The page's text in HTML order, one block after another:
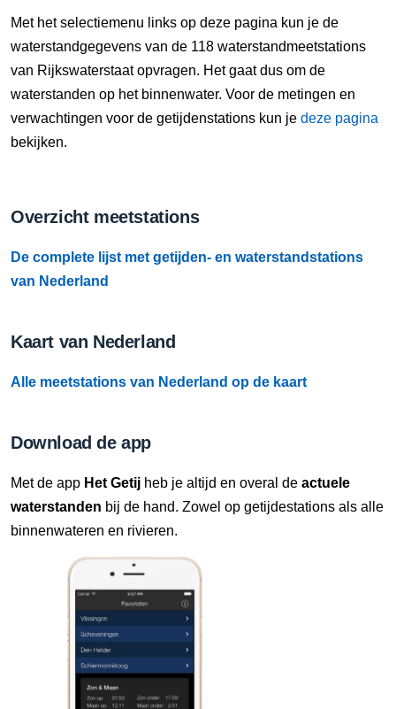
9 Aug, 12:10 uur
Verschil t.o.v. NAP: 628 cm
9 Aug, 12:30 uur
9 Aug, 12:40 uur
9 Aug, 12:50 uur
9 Aug, 13:00 uur
Verschil t.o.v. NAP: 628 cm
9 Aug, 13:20 uur
Verschil t.o.v. NAP: 628 cm
Verschil t.o.v. NAP: 628 cm
9 Aug, 13:40 uur
Verschil t.o.v. NAP: 628 cm
9 Aug, 13:50 uur
Verschil t.o.v. NAP: 628 cm
Met het selectiemenu links op deze pagina kun je de
waterstandgegevens van de 118 waterstandmeetstations
van Rijkswaterstaat opvragen. Het gaat dus om de
waterstanden op het binnenwater. Voor de metingen en
verwachtingen voor de getijdenstations kun je deze pagina
bekijken.
Overzicht meetstations
De complete lijst met getijden- en waterstandstations
van Nederland
Kaart van Nederland
Alle meetstations van Nederland op de kaart
Download de app
Met de app Het Getij heb je altijd en overal de actuele
waterstanden bij de hand. Zowel op getijdestations als alle
binnenwateren en rivieren.